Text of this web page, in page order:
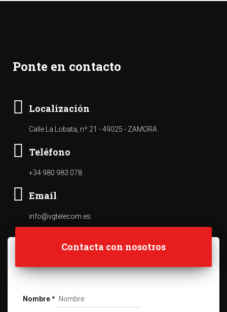
Ponte en contacto
Localización
Calle La Lobata, nº 21 - 49025 - ZAMORA
Teléfono
+34 980 983 078
Email
info@vgtelecom.es
Contacta con nosotros
Nombre*